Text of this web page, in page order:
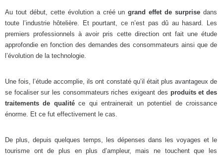
Au tout début, cette évolution a créé ungrand effet de surprise dans
toute l’industrie hôtelière. Et pourtant, ce n’est pas dû au hasard. Les
premiers professionnels à avoir pris cette direction ont fait une étude
approfondie en fonction des demandes des consommateurs ainsi que de
l’évolution de la technologie.
Une fois, l’étude accomplie, ils ont constaté qu’il était plus avantageux de
se focaliser sur les consommateurs riches exigeant des produits et des
traitements de qualitéce qui entrainerait un potentiel de croissance
énorme. Et ce fut effectivement le cas.
De plus, depuis quelques temps, les dépenses dans les voyages et le
tourisme ont de plus en plus d’ampleur, mais ne touchent que les